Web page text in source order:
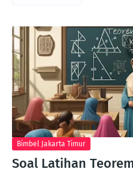
Bimbel Jakarta Timur
Soal Latihan